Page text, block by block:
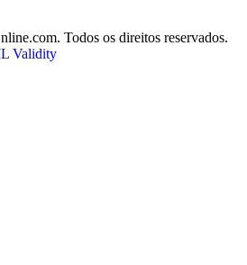
Todos os direitos reservados.